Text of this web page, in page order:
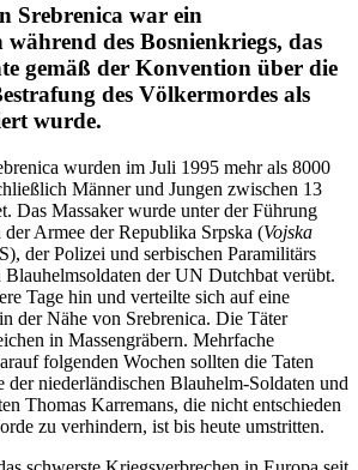
Srebrenica war ein
des Bosnienkriegs, das
gemäß der Konvention über die
des Völkermordes als
wurde.
wurden im Juli 1995 mehr als 8000
Männer und Jungen zwischen 13
Das Massaker wurde unter der Führung
Armee der Republika Srpska (Vojska
der Polizei und serbischen Paramilitärs
Blauhelmsoldaten der UN Dutchbat verübt.
Tage hin und verteilte sich auf eine
der Nähe von Srebrenica. Die Täter
in Massengräbern. Mehrfache
folgenden Wochen sollten die Taten
niederländischen Blauhelm-Soldaten und
Thomas Karremans, die nicht entschieden
zu verhindern, ist bis heute umstritten.